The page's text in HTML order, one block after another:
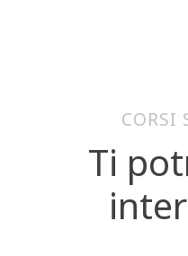
CORSI
Ti